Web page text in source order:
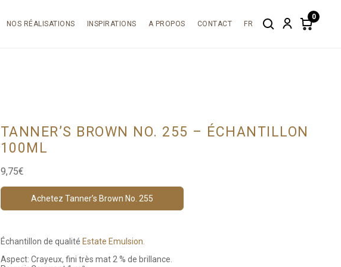
NOS RÉALISATIONS INSPIRATIONS A PROPOS CONTACT FR SearchAccount
0
Items
TANNER’S BROWN NO. 255 – ÉCHANTILLON
100ML
9,75€
Achetez Tanner’s Brown No. 255
Échantillon de qualité Estate Emulsion.
Aspect: Crayeux, fini très mat 2 % de brillance.